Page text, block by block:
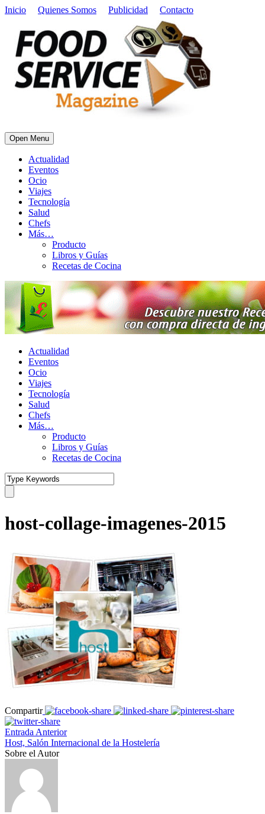
Inicio Quienes Somos Publicidad Contacto
Open Menu
Actualidad
Eventos
Ocio
Viajes
Tecnología
Salud
Chefs
Más…
Producto
Libros y Guías
Recetas de Cocina
Actualidad
Eventos
Ocio
Viajes
Tecnología
Salud
Chefs
Más…
Producto
Libros y Guías
Recetas de Cocina
host-collage-imagenes-2015
Compartir
Entrada Anterior
Host, Salón Internacional de la Hostelería
Sobre el Autor